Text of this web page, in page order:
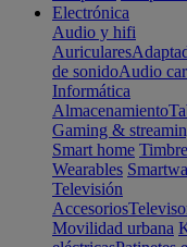
Electrónica
Audio y hifi
Auriculares
de sonidoAudio
Informática
Almacenamiento
Gaming &
Smart home
Wearables
Televisión
Accesorios
Movilidad urbana